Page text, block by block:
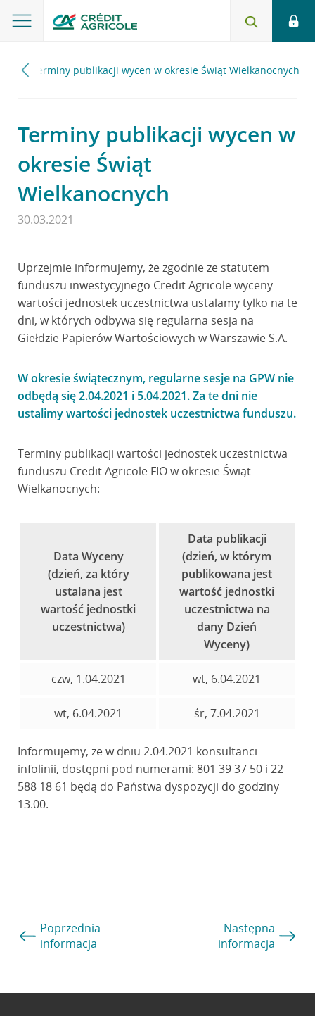
Terminy publikacji wycen w okresie Świąt Wielkanocnych
Terminy publikacji wycen w
okresie Świąt
Wielkanocnych
30.03.2021
Uprzejmie informujemy, że zgodnie ze statutem
funduszu inwestycyjnego Credit Agricole wyceny
wartości jednostek uczestnictwa ustalamy tylko na te
dni, w których odbywa się regularna sesja na
Giełdzie Papierów Wartościowych w Warszawie S.A.
W okresie świątecznym, regularne sesje na GPW nie
odbędą się 2.04.2021 i 5.04.2021. Za te dni nie
ustalimy wartości jednostek uczestnictwa funduszu.
Terminy publikacji wartości jednostek uczestnictwa
funduszu Credit Agricole FIO w okresie Świąt
Wielkanocnych:
Data Wyceny
(dzień, za który
ustalana jest
wartość jednostki
uczestnictwa)
Data publikacji
(dzień, w którym
publikowana jest
wartość jednostki
uczestnictwa na
dany Dzień
Wyceny)
czw, 1.04.2021 wt, 6.04.2021
wt, 6.04.2021 śr, 7.04.2021
Informujemy, że w dniu 2.04.2021 konsultanci
infolinii, dostępni pod numerami: 801 39 37 50 i 22
588 18 61 będą do Państwa dyspozycji do godziny
13.00.
Poprzednia
informacja
Następna
informacja